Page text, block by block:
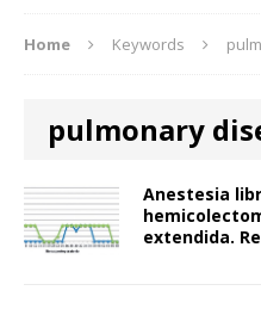
Home Keywords
pulmonary
Anestesia
extendida.